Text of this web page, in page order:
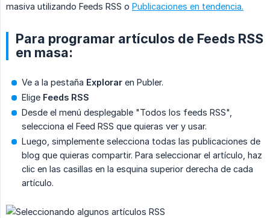
masiva utilizando Feeds RSS o Publicaciones en tendencia.
Para programar artículos de Feeds RSS
en masa:
Ve a la pestaña Explorar en Publer.
Elige Feeds RSS
Desde el menú desplegable "Todos los feeds RSS",
selecciona el Feed RSS que quieras ver y usar.
Luego, simplemente selecciona todas las publicaciones de
blog que quieras compartir. Para seleccionar el artículo, haz
clic en las casillas en la esquina superior derecha de cada
artículo.